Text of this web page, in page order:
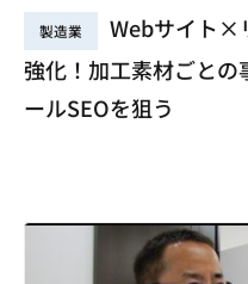
製造業
Webサイト×
強化！加工素材ごと
ールSEOを狙う